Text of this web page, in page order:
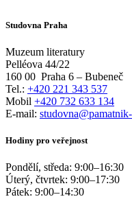
Studovna Praha
Muzeum literatury
Pelléova 44/22
160 00 Praha 6 – Bubeneč
Tel.: +420 221 343 537
Mobil +420 732 633 134
E-mail:
Hodiny pro veřejnost
Pondělí, středa: 9:00–16:30
Úterý, čtvrtek: 9:00–17:30
Pátek: 9:00–14:30